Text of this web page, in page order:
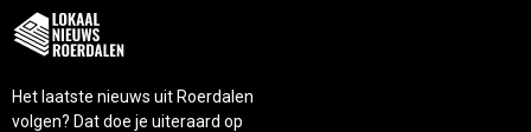
Het laatste nieuws uit Roerdalen
volgen? Dat doe je uiteraard op